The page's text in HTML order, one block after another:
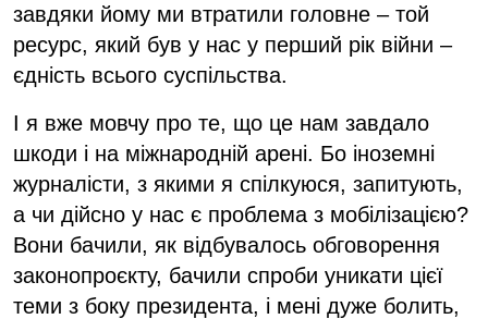
завдяки йому ми втратили головне – той
ресурс, який був у нас у перший рік війни –
єдність всього суспільства.
І я вже мовчу про те, що це нам завдало
шкоди і на міжнародній арені. Бо іноземні
журналісти, з якими я спілкуюся, запитують,
а чи дійсно у нас є проблема з мобілізацією?
Вони бачили, як відбувалось обговорення
законопроєкту, бачили спроби уникати цієї
теми з боку президента, і мені дуже болить,